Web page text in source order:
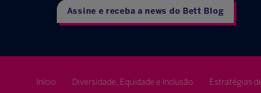
Assine e receba a news do Bett Blog
Início Diversidade, Equidade e Inclusão Estratégias